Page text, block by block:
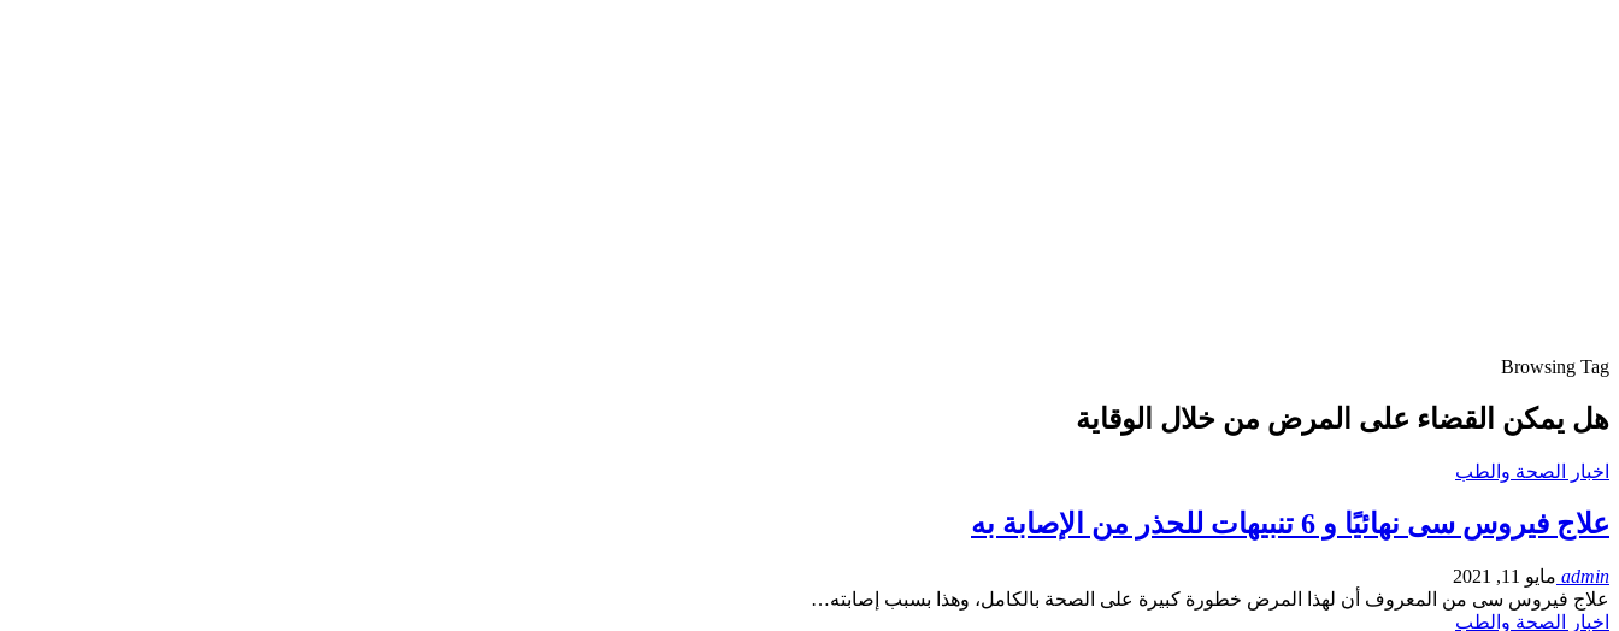
Browsing Tag
هل يمكن القضاء على المرض من خلال الوقاية
اخبار الصحة والطب
علاج فيروس سى نهائيًا و 6 تنبيهات للحذر من الإصابة به
admin مايو 11, 2021
علاج فيروس سى من المعروف أن لهذا المرض خطورة كبيرة على الصحة بالكامل، وهذا بسبب إصابته…
اخبار الصحة والطب